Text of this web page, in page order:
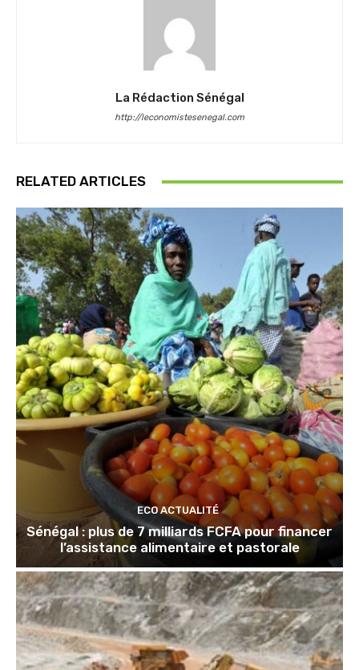
La Rédaction Sénégal
http://leconomistesenegal.com
RELATED ARTICLES
ECO ACTUALITÉ
Sénégal : plus de 7 milliards FCFA pour financer
l’assistance alimentaire et pastorale